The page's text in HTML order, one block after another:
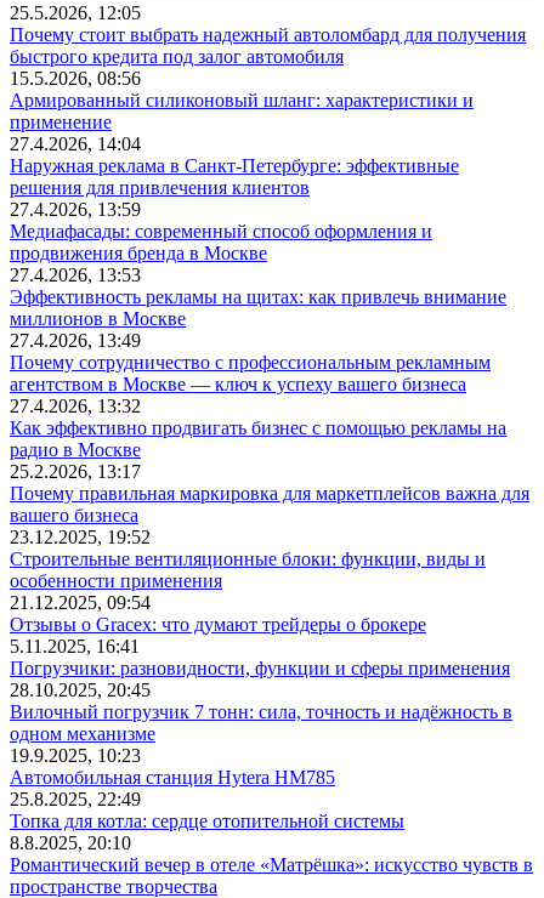
25.5.2026, 12:05
Почему стоит выбрать надежный автоломбард для получения
быстрого кредита под залог автомобиля
15.5.2026, 08:56
Армированный силиконовый шланг: характеристики и
применение
27.4.2026, 14:04
Наружная реклама в Санкт-Петербурге: эффективные
решения для привлечения клиентов
27.4.2026, 13:59
Медиафасады: современный способ оформления и
продвижения бренда в Москве
27.4.2026, 13:53
Эффективность рекламы на щитах: как привлечь внимание
миллионов в Москве
27.4.2026, 13:49
Почему сотрудничество с профессиональным рекламным
агентством в Москве — ключ к успеху вашего бизнеса
27.4.2026, 13:32
Как эффективно продвигать бизнес с помощью рекламы на
радио в Москве
25.2.2026, 13:17
Почему правильная маркировка для маркетплейсов важна для
вашего бизнеса
23.12.2025, 19:52
Строительные вентиляционные блоки: функции, виды и
особенности применения
21.12.2025, 09:54
Отзывы о Gracex: что думают трейдеры о брокере
5.11.2025, 16:41
Погрузчики: разновидности, функции и сферы применения
28.10.2025, 20:45
Вилочный погрузчик 7 тонн: сила, точность и надёжность в
одном механизме
19.9.2025, 10:23
Автомобильная станция Hytera HM785
25.8.2025, 22:49
Топка для котла: сердце отопительной системы
8.8.2025, 20:10
Романтический вечер в отеле «Матрёшка»: искусство чувств в
пространстве творчества